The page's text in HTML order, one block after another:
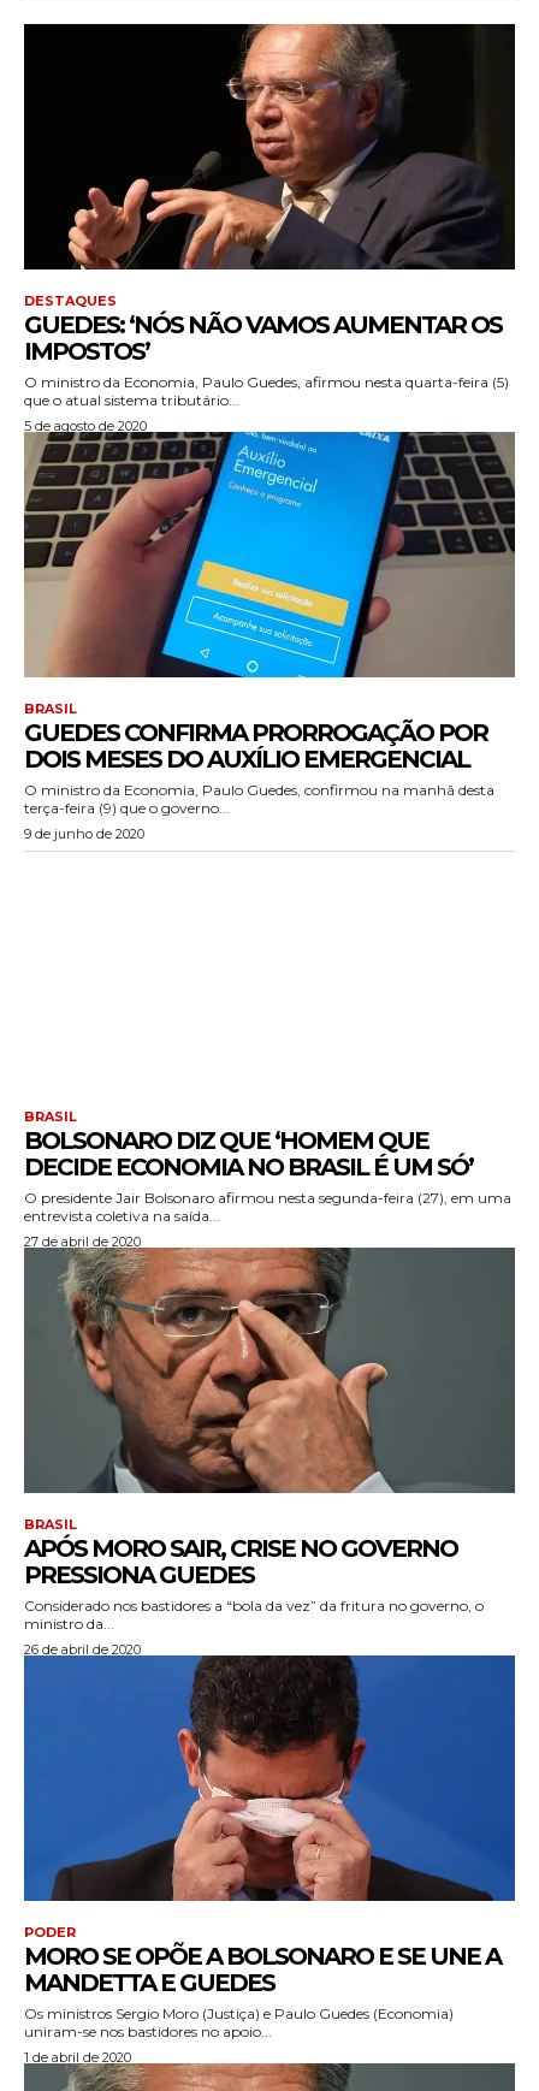
DESTAQUES
GUEDES: ‘NÓS NÃO VAMOS AUMENTAR OS
IMPOSTOS’
O ministro da Economia, Paulo Guedes, afirmou nesta quarta-feira (5)
que o atual sistema tributário...
5 de agosto de 2020
BRASIL
GUEDES CONFIRMA PRORROGAÇÃO POR
DOIS MESES DO AUXÍLIO EMERGENCIAL
O ministro da Economia, Paulo Guedes, confirmou na manhã desta
terça-feira (9) que o governo...
9 de junho de 2020
BRASIL
BOLSONARO DIZ QUE ‘HOMEM QUE
DECIDE ECONOMIA NO BRASIL É UM SÓ’
O presidente Jair Bolsonaro afirmou nesta segunda-feira (27), em uma
entrevista coletiva na saída...
27 de abril de 2020
BRASIL
APÓS MORO SAIR, CRISE NO GOVERNO
PRESSIONA GUEDES
Considerado nos bastidores a “bola da vez” da fritura no governo, o
ministro da...
26 de abril de 2020
PODER
MORO SE OPÕE A BOLSONARO E SE UNE A
MANDETTA E GUEDES
Os ministros Sergio Moro (Justiça) e Paulo Guedes (Economia)
uniram-se nos bastidores no apoio...
1 de abril de 2020